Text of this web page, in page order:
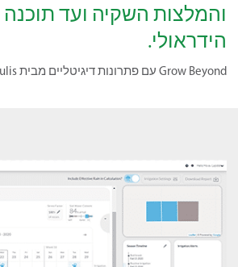
והמלצות השקיה ועד תוכנה
הידראולי.
Grow Beyond עם פתרונות דיגיטליים מבית Rivulis.